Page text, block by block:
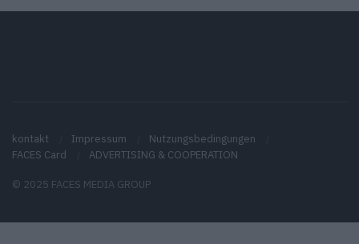
kontakt Impressum
Nutzungsbedingungen
FACES Card
ADVERTISING & COOPERATION
© 2025 FACES MEDIA GROUP